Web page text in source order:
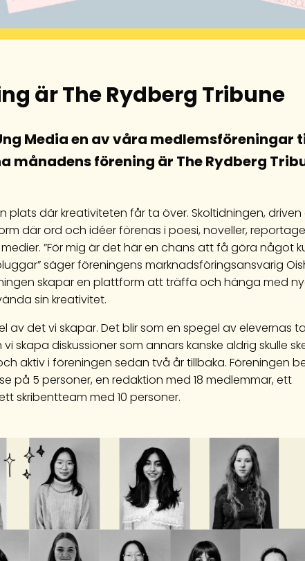
är The Rydberg Tribune
Media en av våra medlemsföreningar
månadens förening är The Rydberg
plats där kreativiteten får ta över. Skoltidningen,
där ord och idéer förenas i poesi, noveller,
”För mig är det här en chans att få göra något
säger föreningens marknadsföringsansvarig
skapar en plattform att träffa och hänga med
sin kreativitet.
av det vi skapar. Det blir som en spegel av elevernas
skapa diskussioner som annars kanske aldrig skulle
aktiv i föreningen sedan två år tillbaka. Föreningen
på 5 personer, en redaktion med 18 medlemmar, ett
skribentteam med 10 personer.